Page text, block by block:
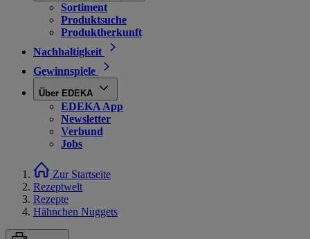
Sortiment
Produktsuche
Produktherkunft
Nachhaltigkeit
Gewinnspiele
Über EDEKA
EDEKA App
Newsletter
Verbund
Jobs
Zur Startseite
Rezeptwelt
Rezepte
Hähnchen Nuggets